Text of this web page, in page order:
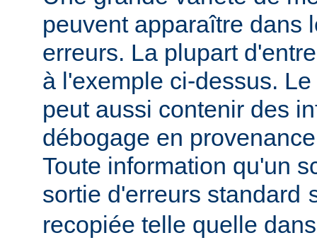
peuvent apparaître dans
erreurs. La plupart
à l'exemple ci-dessus.
peut aussi contenir des
débogage en
Toute information qu'un
sortie d'erreurs standard
recopiée telle quelle